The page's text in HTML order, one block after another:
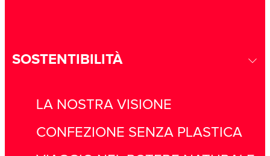
SOSTENTIBILITÀ
LA NOSTRA VISIONE
CONFEZIONE SENZA PLASTICA